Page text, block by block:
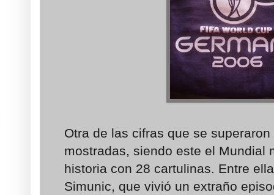
Otra de las cifras que se
mostradas, siendo este el Mundial
historia con 28 cartulinas. Entre
Simunic, que vivió un extraño